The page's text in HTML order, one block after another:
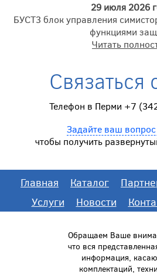
29 июля 2026
БУСТ3 блок управления
функциями
Читать
Связаться
Телефон в Перми +7
Задайте ваш
чтобы получить
Главная Каталог
Услуги
Новости
Обращаем Ваше
что вся
информация,
комплектаций,